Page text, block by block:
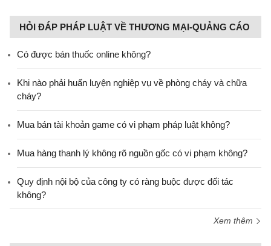
HỎI ĐÁP PHÁP LUẬT VỀ THƯƠNG MẠI-QUẢNG CÁO
Có được bán thuốc online không?
Khi nào phải huấn luyện nghiệp vụ về phòng cháy và chữa
cháy?
Mua bán tài khoản game có vi phạm pháp luật không?
Mua hàng thanh lý không rõ nguồn gốc có vi phạm không?
Quy định nội bộ của công ty có ràng buộc được đối tác
không?
Xem thêm